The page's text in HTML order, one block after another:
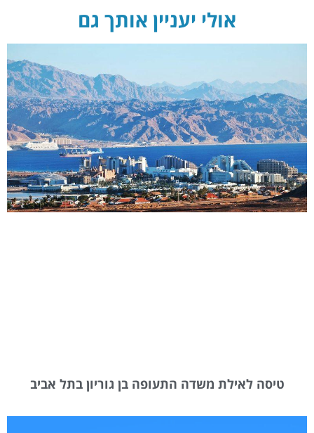
אולי יעניין אותך גם
טיסה לאילת משדה התעופה בן גוריון בתל אביב